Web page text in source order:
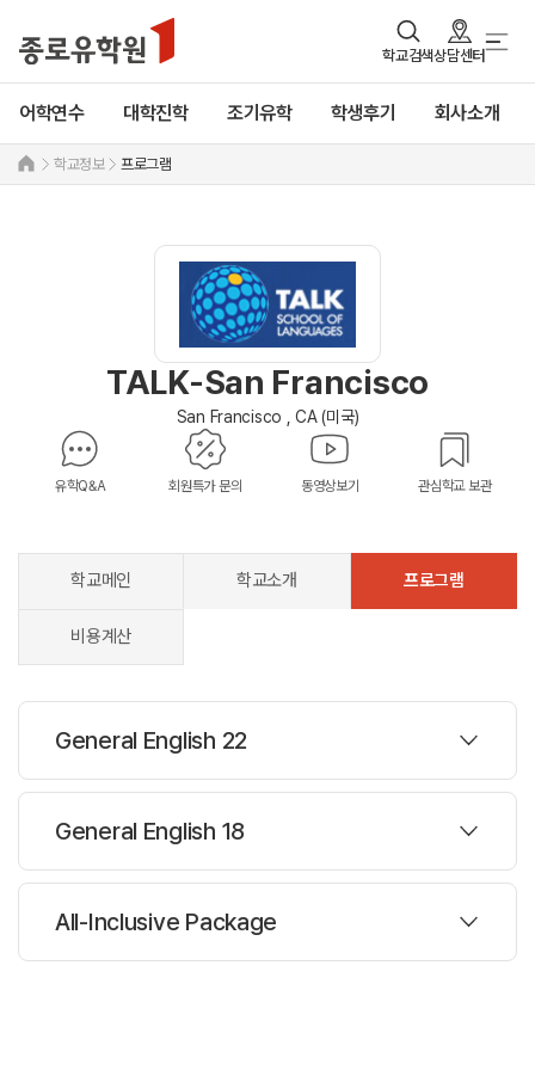
학교검색상담센터
어학연수 대학진학 조기유학 학생후기 회사소개
학교정보 프로그램
TALK-San Francisco
San Francisco , CA (미국)
유학Q&A 회원특가 문의 동영상보기 관심학교 보관
학교메인 학교소개 프로그램
비용계산
General English 22
프로그램
주당레슨 :22레슨
한반명수 :평균 12명
General English 18
프로그램
All-Inclusive Package